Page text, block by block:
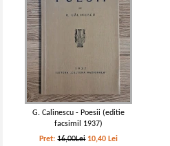
G. Calinescu - Poesii (editie
facsimil 1937)
Pret:16,00Lei 10,40 Lei